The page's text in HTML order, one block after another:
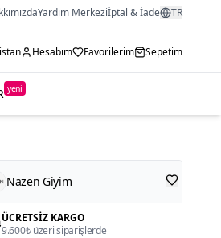
Yardım Merkeziİptal & İade TR
Hesabım Favorilerim Sepetim
yeni
Nazen Giyim
ÜCRETSIZ KARGO
9.600₺ üzeri siparişlerde